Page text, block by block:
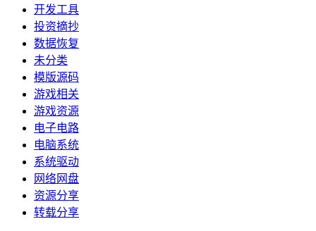
开发工具
投资摘抄
数据恢复
未分类
模版源码
游戏相关
游戏资源
电子电路
电脑系统
系统驱动
网络网盘
资源分享
转载分享